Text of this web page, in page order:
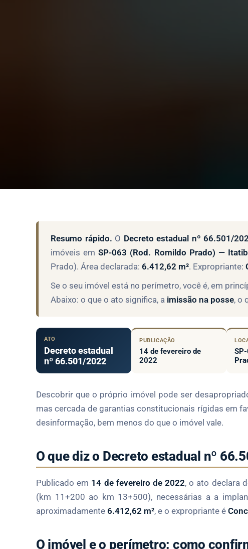
Resumo rápido. O Decreto estadual nº 66.501/
imóveis emSP-063 (Rod. Romildo Prado) —
Prado). Área declarada: 6.412,62 m². Expropriante:
Se o seu imóvel está no perímetro, você é, em
Abaixo: o que o ato significa, a imissão na posse, o
ATO
Decreto estadual
nº 66.501/2022
PUBLICAÇÃO
14 de fevereiro de
2022
Descobrir que o próprio imóvel pode ser
mas cercada de garantias constitucionais rígidas em
desinformação, bem menos do que o imóvel vale.
O que diz o Decreto estadual nº
Publicado em 14 de fevereiro de 2022, o ato declara
(km 11+200 ao km 13+500), necessárias a a
aproximadamente 6.412,62 m², e o expropriante é
O imóvel e o perímetro: como